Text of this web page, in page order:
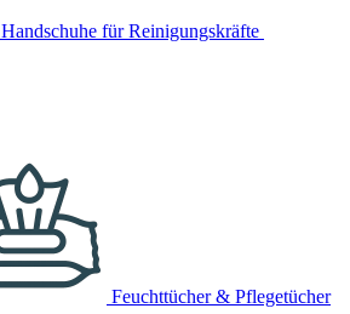
Handschuhe für Reinigungskräfte
Feuchttücher & Pflegetücher